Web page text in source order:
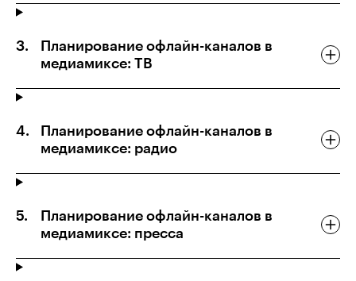
Планирование офлайн-каналов в
медиамиксе: ТВ
Планирование офлайн-каналов в
медиамиксе: радио
Планирование офлайн-каналов в
медиамиксе: пресса